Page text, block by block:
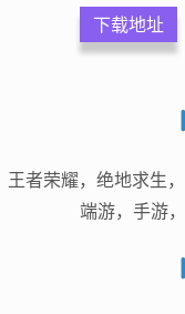
下载地址
王者荣耀，绝地求生
端游，手游